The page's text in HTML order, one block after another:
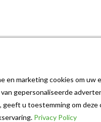
en marketing cookies om uw
gepersonaliseerde
geeft u toestemming om deze
Privacy Policy